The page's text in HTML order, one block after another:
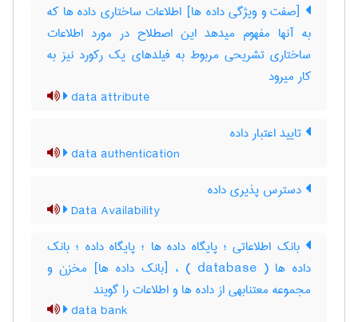
[صفت و ویژگی داده ها] اطلاعات ساختاری داده ها که
به آنها مفهوم میدهد این اصطلاح در مورد اطلاعات
ساختاری تشریحی مربوط به فیلدهای یک رکورد نیز به
کار میرود
data attribute
تایید اعتبار داده
data authentication
دسترس پذیری داده
Data Availability
بانک اطلاعاتی ؛ پایگاه داده ها ؛ پایگاه داده ؛ بانک
داده ها ( database ) ، [بانک داده ها] مخزن و
مجموعه معتنابهی از داده ها و اطلاعات را گویند
data bank